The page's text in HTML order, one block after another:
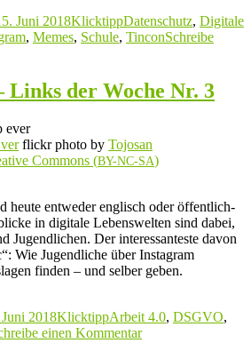
Juni 2018Kategorien
KlicktippSchlagwörter
Datenschutz, Digitale
, Memes, Schule, TinconSchreibe
Links der Woche Nr. 3
flickr photo by Tojosan
Commons (BY-NC-SA)
heute entweder englisch oder öffentlich-
in digitale Lebenswelten sind dabei,
Jugendlichen. Der interessanteste davon
Wie Jugendliche über Instagram
finden – und selber geben.
2018Kategorien
KlicktippSchlagwörter
Arbeit 4.0, DSGVO,
einen Kommentarzu